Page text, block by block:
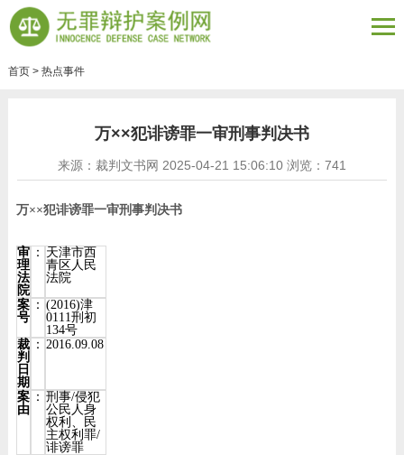
首页> 热点事件
万××犯诽谤罪一审刑事判决书
来源：裁判文书网 2025-04-21 15:06:10 浏览： 741
万××犯诽谤罪一审刑事判决书
审
理
法
院
： 天津市西
青区人民
法院
案
号
： (2016)津
0111刑初
134号
裁
判
日
期
： 2016.09.08
案
由
： 刑事/侵犯
公民人身
权利、民
主权利罪/
诽谤罪